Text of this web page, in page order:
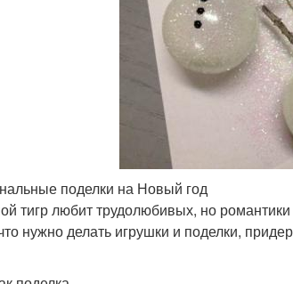
поделки на Новый год
тигр любит трудолюбивых, но
нужно делать игрушки и поделки,